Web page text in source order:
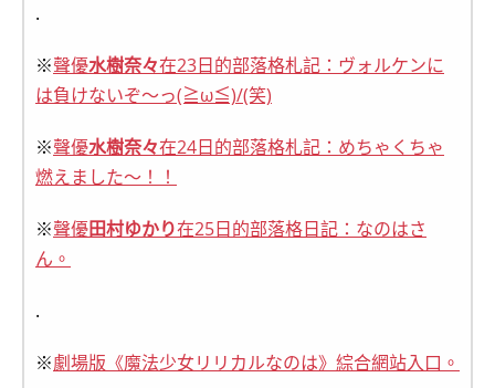
.
※聲優水樹奈々在23日的部落格札記：ヴォルケンに
は負けないぞ～っ(≧ω≦)/(笑)
※聲優水樹奈々在24日的部落格札記：めちゃくちゃ
燃えました～！！
※聲優田村ゆかり在25日的部落格日記：なのはさ
ん。
.
※劇場版《魔法少女リリカルなのは》綜合網站入口。